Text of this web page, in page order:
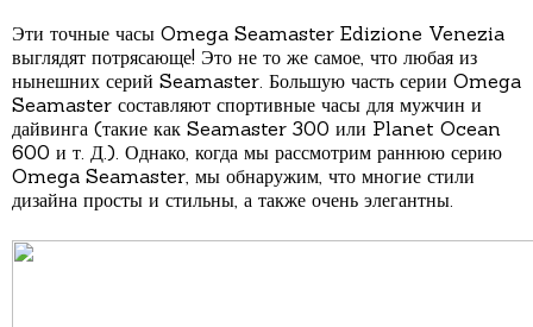
Эти точные часы Omega Seamaster Edizione Venezia
выглядят потрясающе! Это не то же самое, что любая из
нынешних серий Seamaster. Большую часть серии Omega
Seamaster составляют спортивные часы для мужчин и
дайвинга (такие как Seamaster 300 или Planet Ocean
600 и т. Д.). Однако, когда мы рассмотрим раннюю серию
Omega Seamaster, мы обнаружим, что многие стили
дизайна просты и стильны, а также очень элегантны.